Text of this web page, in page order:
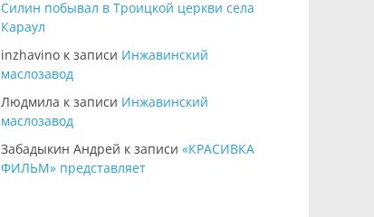
Силин побывал в Троицкой церкви села
Караул
inzhavino к записи Инжавинский
маслозавод
Людмила к записи Инжавинский
маслозавод
Забадыкин Андрей к записи «КРАСИВКА
ФИЛЬМ» представляет